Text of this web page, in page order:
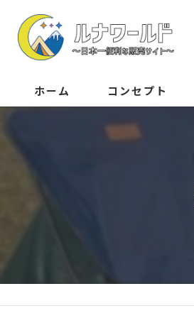
ホーム コンセプト